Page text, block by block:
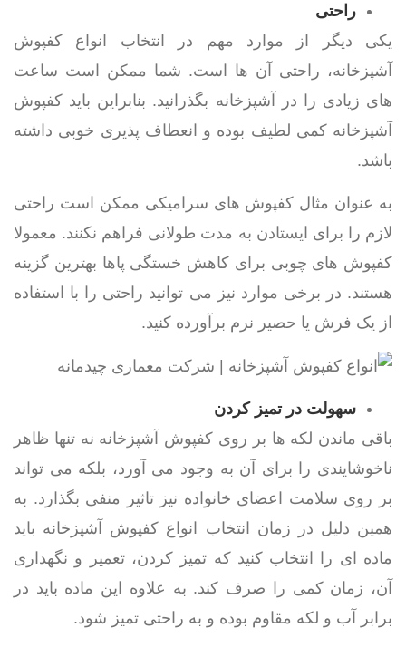
راحتی
یکی دیگر از موارد مهم در انتخاب انواع کفپوش
آشپزخانه، راحتی آن ها است. شما ممکن است ساعت
های زیادی را در آشپزخانه بگذرانید. بنابراین باید کفپوش
آشپزخانه کمی لطیف بوده و انعطاف پذیری خوبی داشته
باشد.
به عنوان مثال کفپوش های سرامیکی ممکن است راحتی
لازم را برای ایستادن به مدت طولانی فراهم نکنند. معمولا
کفپوش های چوبی برای کاهش خستگی پاها بهترین گزینه
هستند. در برخی موارد نیز می توانید راحتی را با استفاده
از یک فرش یا حصیر نرم برآورده کنید.
سهولت در تمیز کردن
باقی ماندن لکه ها بر روی کفپوش آشپزخانه نه تنها ظاهر
ناخوشایندی را برای آن به وجود می آورد، بلکه می تواند
بر روی سلامت اعضای خانواده نیز تاثیر منفی بگذارد. به
همین دلیل در زمان انتخاب انواع کفپوش آشپزخانه باید
ماده ای را انتخاب کنید که تمیز کردن، تعمیر و نگهداری
آن، زمان کمی را صرف کند. به علاوه این ماده باید در
برابر آب و لکه مقاوم بوده و به راحتی تمیز شود.